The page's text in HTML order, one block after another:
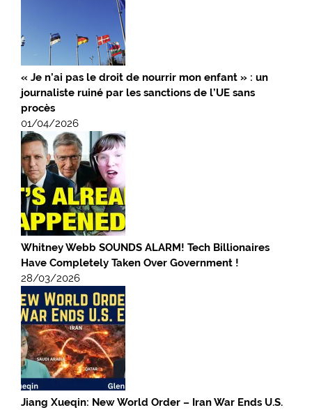
« Je n’ai pas le droit de nourrir mon enfant » : un
journaliste ruiné par les sanctions de l’UE sans
procès
01/04/2026
Whitney Webb SOUNDS ALARM! Tech Billionaires
Have Completely Taken Over Government !
28/03/2026
Jiang Xueqin: New World Order – Iran War Ends U.S.